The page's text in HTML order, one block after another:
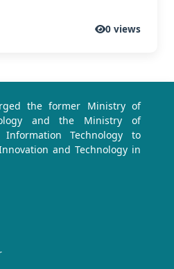
0 views
the former Ministry of
and the Ministry of
Information Technology to
and Technology in